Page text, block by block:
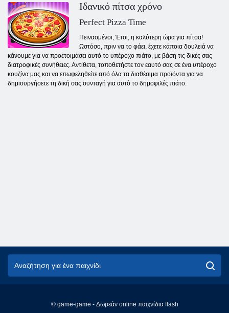
Ιδανικό πίτσα χρόνο
Perfect Pizza Time
Πεινασμένοι; Έτσι, η καλύτερη ώρα για πίτσα!
Ωστόσο, πριν να το φάει, έχετε κάποια δουλειά να
κάνουμε για να προετοιμάσει αυτό το υπέροχο πιάτο, με βάση τις δικές σας
διατροφικές συνήθειες. Αντίθετα, τοποθετήστε τον εαυτό σας σε ένα υπέροχο
κουζίνα μας και να επωφεληθείτε από όλα τα διαθέσιμα προϊόντα για να
δημιουργήσετε τη δική σας συνταγή για αυτό το δημοφιλές πιάτο.
© game-game - Δωρεάν online παιχνίδια flash